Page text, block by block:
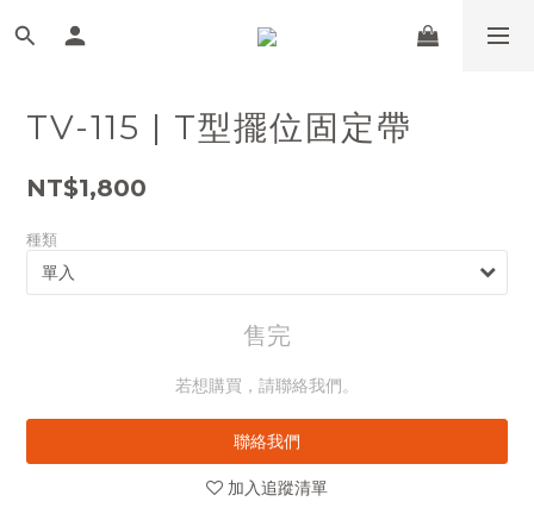
TV-115 | T型擺位固定帶
NT$1,800
種類
售完
若想購買，請聯絡我們。
聯絡我們
加入追蹤清單